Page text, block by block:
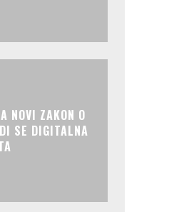
NOVI ZAKON O
SE DIGITALNA